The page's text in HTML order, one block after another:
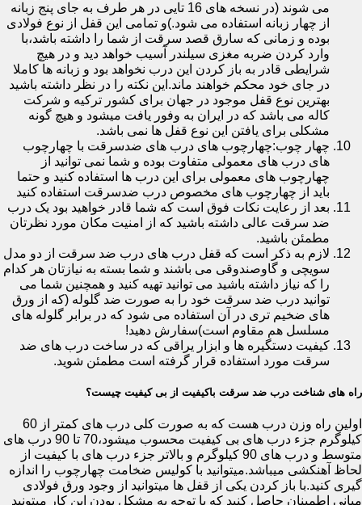
می شوند (در نسخه های 16 تایی در هر طرف به جای پنج زبانه
از چهار زبانه استفاده می شود.)و تمامی این قفل از نوع فولادی
بوده و زمانی که سارق قصد سرقت از شما را داشته باشد،با
وارد کردن ضربه مغزی سیلندر آسیب خواهد دید و در هیچ
شرایطی قادر به باز کردن این درب نخواهد بود و زبانه ها کاملا
در جای خود محکم خواهند ماند.این نکته را در نظر داشته باشید
بهترین نوع قفل موجود در جهان برای کشور ترکیه و شرکت
کاله می باشد که در ایران به وفور یافت میشود و هیچ گونه
مشکلی برای یافتن این نوع قفل ها نمی باشد.
چهار چوب:چهارچوب های درب های ضدسرقت با چهارچوب
های درب های معمولی متفاوت بوده و شما نمی توانید از
چهارچوب های معمولی برای این درب ها استفاده کنید و حتما
باید از چهارچوب های مخصوص درب ضدسرقت استفاده کنید
بعد از رعایت نکات فوق است که شما قادر خواهید بود یک درب
ضد سرقت عالی داشته باشید که از امنیت مکان مورد نظرتان
مطمئن باشید.
لازم به ذکر است که قفل درب های درب ضد سرقت از دو مدل
سویچی و گاوصندوقی می باشند و شما بسته به نیازتان هر کدام
را که نیاز داشته باشید می توانید تهیه کنید و همچنین شما می
توانید درب ضد سرقت خود را به صورت ضد گلوله (که از ورق
های ضخیم تری در آن استفاده می شود که در برابر گلوله های
مسلسل هم مقاوم است)سفارش دهید!
کیفیت دستگیره ها و ابزار یراقی که در ساخت درب های ضد
سرقت مورد استفاده قرار گرفته است مطمئن شوید.
راه های شناخت درب ضد سرقت باکیفیت از بی کیفیت چیست؟
اولین راه وزن درب هست که به صورت کلی درب های کمتر از 60
کیلوگرم جزء درب های بی کیفیت محسوب میشود،70 تا 90 درب های
متوسط و درب های 90 کیلوگرم و بالاتر جزء درب های با کیفیت از
لحاظ آهنکشی میباشد.میتوانید با کولیس ضخامت چهارچوب را اندازه
گیری کنید.با باز کردن یکی از قفل ها میتوانید از وجود ورق فولادی
میانی اطمینان حاصل کنید که با توجه به مشکل بودن این کار میتونید